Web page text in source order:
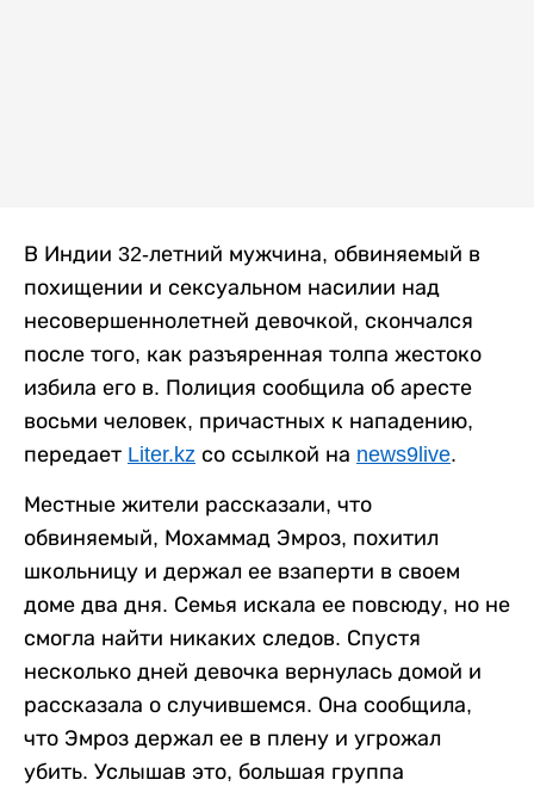
В Индии 32-летний мужчина, обвиняемый в
похищении и сексуальном насилии над
несовершеннолетней девочкой, скончался
после того, как разъяренная толпа жестоко
избила его в. Полиция сообщила об аресте
восьми человек, причастных к нападению,
передает Liter.kz со ссылкой на news9live.
Местные жители рассказали, что
обвиняемый, Мохаммад Эмроз, похитил
школьницу и держал ее взаперти в своем
доме два дня. Семья искала ее повсюду, но не
смогла найти никаких следов. Спустя
несколько дней девочка вернулась домой и
рассказала о случившемся. Она сообщила,
что Эмроз держал ее в плену и угрожал
убить. Услышав это, большая группа